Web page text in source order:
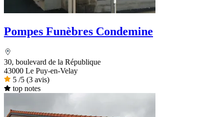
Pompes Funèbres Condemine
30, boulevard de la République
43000 Le Puy-en-Velay
5 /5 (3 avis)
top notes